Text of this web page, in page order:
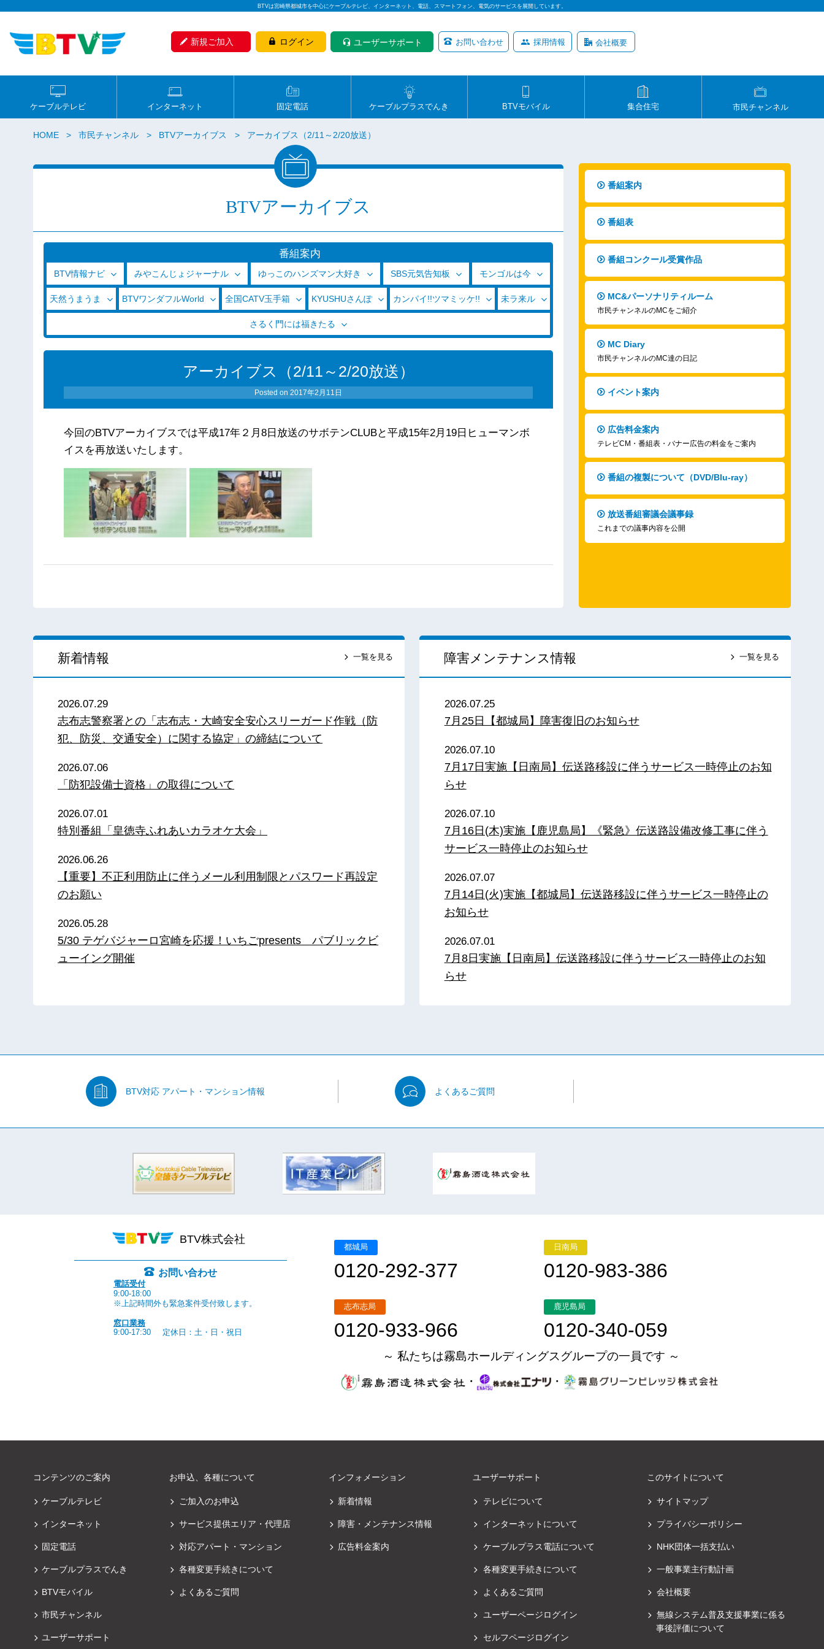
BTVは宮崎県都城市を中心にケーブルテレビ、インターネット、電話、スマートフォン、電気のサービスを展開しています。
新規ご加入 ログイン ユーザーサポート お問い合わせ 採用情報 会社概要
ケーブルテレビ インターネット 固定電話 ケーブルプラスでんき BTVモバイル 集合住宅 市民チャンネル
HOME 市民チャンネル BTVアーカイブス アーカイブス（2/11～2/20放送）
BTVアーカイブス
番組案内
BTV情報ナビ みやこんじょジャーナル ゆっこのハンズマン大好き SBS元気告知板 モンゴルは今
天然うまうま BTVワンダフルWorld 全国CATV玉手箱 KYUSHUさんぽ カンパイ!!ツマミッケ!! 未ラ来ル
さるく門には福きたる
アーカイブス（2/11～2/20放送）
Posted on2017年2月11日
今回のBTVアーカイブスでは平成17年２月8日放送のサボテンCLUBと平成15年2月19日ヒューマンボ
イスを再放送いたします。
番組案内
番組表
番組コンクール受賞作品
MC&パーソナリティルーム
市民チャンネルのMCをご紹介
MC Diary
市民チャンネルのMC達の日記
イベント案内
広告料金案内
テレビCM・番組表・バナー広告の料金をご案内
番組の複製について（DVD/Blu-ray）
放送番組審議会議事録
これまでの議事内容を公開
新着情報 一覧を見る
2026.07.29
志布志警察署との「志布志・大崎安全安心スリーガード作戦（防
犯、防災、交通安全）に関する協定」の締結について
2026.07.06
「防犯設備士資格」の取得について
2026.07.01
特別番組「皇徳寺ふれあいカラオケ大会」
2026.06.26
【重要】不正利用防止に伴うメール利用制限とパスワード再設定
のお願い
2026.05.28
5/30 テゲバジャーロ宮崎を応援！いちごpresents パブリックビ
ューイング開催
障害メンテナンス情報 一覧を見る
2026.07.25
7月25日【都城局】障害復旧のお知らせ
2026.07.10
7月17日実施【日南局】伝送路移設に伴うサービス一時停止のお知
らせ
2026.07.10
7月16日(木)実施【鹿児島局】《緊急》伝送路設備改修工事に伴う
サービス一時停止のお知らせ
2026.07.07
7月14日(火)実施【都城局】伝送路移設に伴うサービス一時停止の
お知らせ
2026.07.01
7月8日実施【日南局】伝送路移設に伴うサービス一時停止のお知
らせ
BTV対応 アパート・マンション情報 よくあるご質問
BTV株式会社
お問い合わせ
電話受付
9:00-18:00
※上記時間外も緊急案件受付致します。
窓口業務
9:00-17:30
定休日：土・日・祝日
都城局
0120-292-377
日南局
0120-983-386
志布志局
0120-933-966
鹿児島局
0120-340-059
～ 私たちは霧島ホールディングスグループの一員です ～
・
・
コンテンツのご案内
ケーブルテレビ
インターネット
固定電話
ケーブルプラスでんき
BTVモバイル
市民チャンネル
ユーザーサポート
お申込、各種について
ご加入のお申込
サービス提供エリア・代理店
対応アパート・マンション
各種変更手続きについて
よくあるご質問
インフォメーション
新着情報
障害・メンテナンス情報
広告料金案内
ユーザーサポート
テレビについて
インターネットについて
ケーブルプラス電話について
各種変更手続きについて
よくあるご質問
ユーザーページログイン
セルフページログイン
このサイトについて
サイトマップ
プライバシーポリシー
NHK団体一括支払い
一般事業主行動計画
会社概要
無線システム普及支援事業に係る
事後評価について